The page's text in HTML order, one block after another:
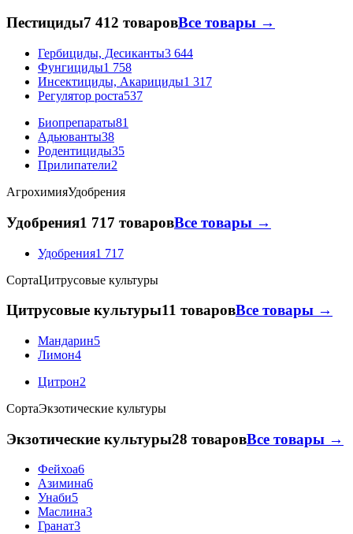
Пестициды7 412 товаровВсе товары →
Гербициды, Десиканты3 644
Фунгициды1 758
Инсектициды, Акарициды1 317
Регулятор роста537
Биопрепараты81
Адьюванты38
Родентициды35
Прилипатели2
АгрохимияУдобрения
Удобрения1 717 товаровВсе товары →
Удобрения1 717
СортаЦитрусовые культуры
Цитрусовые культуры11 товаровВсе товары →
Мандарин5
Лимон4
Цитрон2
СортаЭкзотические культуры
Экзотические культуры28 товаровВсе товары →
Фейхоа6
Азимина6
Унаби5
Маслина3
Гранат3